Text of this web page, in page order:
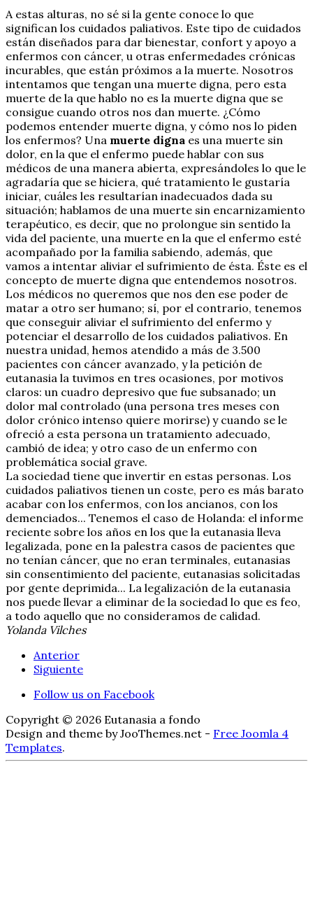
A estas alturas, no sé si la gente conoce lo que
significan los cuidados paliativos. Este tipo de cuidados
están diseñados para dar bienestar, confort y apoyo a
enfermos con cáncer, u otras enfermedades crónicas
incurables, que están próximos a la muerte. Nosotros
intentamos que tengan una muerte digna, pero esta
muerte de la que hablo no es la muerte digna que se
consigue cuando otros nos dan muerte. ¿Cómo
podemos entender muerte digna, y cómo nos lo piden
los enfermos? Una muerte digna es una muerte sin
dolor, en la que el enfermo puede hablar con sus
médicos de una manera abierta, expresándoles lo que le
agradaría que se hiciera, qué tratamiento le gustaría
iniciar, cuáles les resultarían inadecuados dada su
situación; hablamos de una muerte sin encarnizamiento
terapéutico, es decir, que no prolongue sin sentido la
vida del paciente, una muerte en la que el enfermo esté
acompañado por la familia sabiendo, además, que
vamos a intentar aliviar el sufrimiento de ésta. Éste es el
concepto de muerte digna que entendemos nosotros.
Los médicos no queremos que nos den ese poder de
matar a otro ser humano; sí, por el contrario, tenemos
que conseguir aliviar el sufrimiento del enfermo y
potenciar el desarrollo de los cuidados paliativos. En
nuestra unidad, hemos atendido a más de 3.500
pacientes con cáncer avanzado, y la petición de
eutanasia la tuvimos en tres ocasiones, por motivos
claros: un cuadro depresivo que fue subsanado; un
dolor mal controlado (una persona tres meses con
dolor crónico intenso quiere morirse) y cuando se le
ofreció a esta persona un tratamiento adecuado,
cambió de idea; y otro caso de un enfermo con
problemática social grave.
La sociedad tiene que invertir en estas personas. Los
cuidados paliativos tienen un coste, pero es más barato
acabar con los enfermos, con los ancianos, con los
demenciados... Tenemos el caso de Holanda: el informe
reciente sobre los años en los que la eutanasia lleva
legalizada, pone en la palestra casos de pacientes que
no tenían cáncer, que no eran terminales, eutanasias
sin consentimiento del paciente, eutanasias solicitadas
por gente deprimida... La legalización de la eutanasia
nos puede llevar a eliminar de la sociedad lo que es feo,
a todo aquello que no consideramos de calidad.
Yolanda Vilches
Anterior
Siguiente
Follow us on Facebook
Copyright © 2026 Eutanasia a fondo
Design and theme by JooThemes.net - Free Joomla 4
Templates.